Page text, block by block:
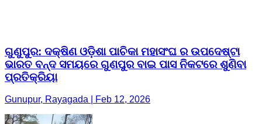
ଗୁଣୁପୁର: ଦକ୍ଷିଣ ଓଡ଼ିଶା ପାଚିକା ମହାସଂଘ ର ଉପଦେଷ୍ଟା
ଭାରତ ବନ୍ଦ ସମୟରେ ଗୁଣପୁର ବାଇ ପାସ ନିକଟରେ ଶୁଣିବା
ପ୍ରତିକ୍ରିୟା
Gunupur, Rayagada | Feb 12, 2026